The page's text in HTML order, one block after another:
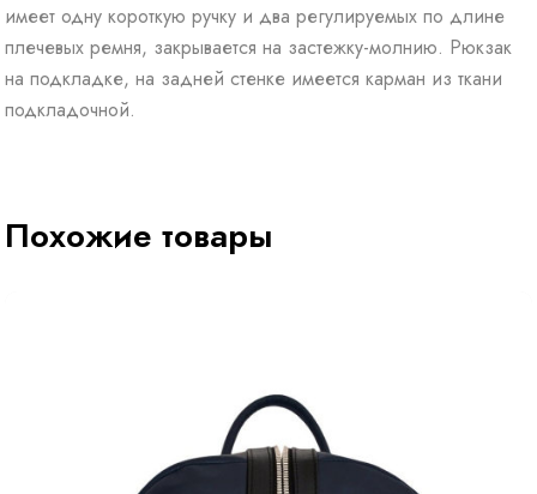
имеет одну короткую ручку и два регулируемых по длине
плечевых ремня, закрывается на застежку-молнию. Рюкзак
на подкладке, на задней стенке имеется карман из ткани
подкладочной.
Похожие товары